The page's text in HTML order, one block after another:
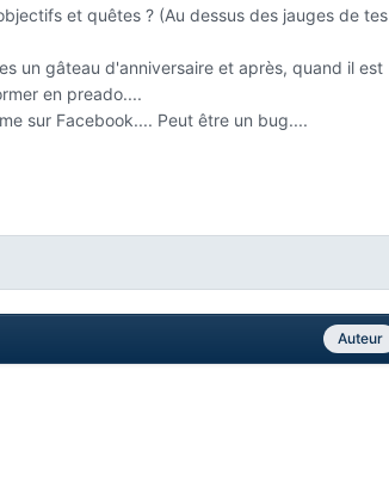
et quêtes ? (Au dessus des jauges de tes
un gâteau d'anniversaire et après, quand il est
en preado....
sur Facebook.... Peut être un bug....
Auteur